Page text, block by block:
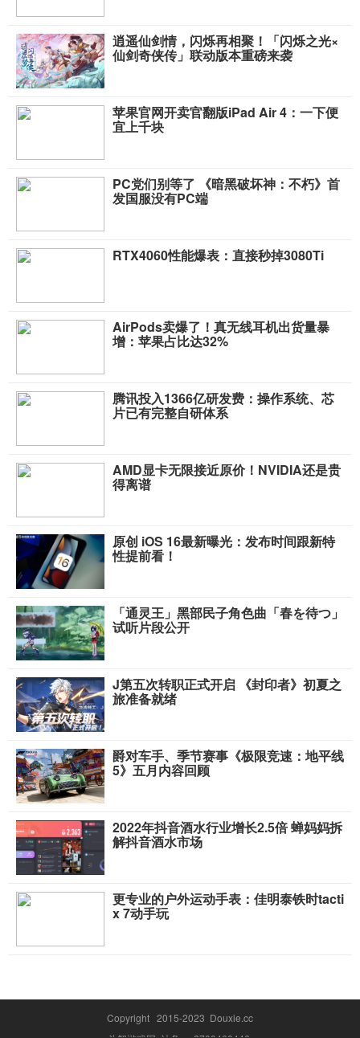
逍遥仙剑情，闪烁再相聚！「闪烁之光×
仙剑奇侠传」联动版本重磅来袭
苹果官网开卖官翻版iPad Air 4：一下便
宜上千块
PC党们别等了 《暗黑破坏神：不朽》首
发国服没有PC端
RTX4060性能爆表：直接秒掉3080Ti
AirPods卖爆了！真无线耳机出货量暴
增：苹果占比达32%
腾讯投入1366亿研发费：操作系统、芯
片已有完整自研体系
AMD显卡无限接近原价！NVIDIA还是贵
得离谱
原创 iOS 16最新曝光：发布时间跟新特
性提前看！
「通灵王」黑部民子角色曲「春を待つ」
试听片段公开
J第五次转职正式开启 《封印者》初夏之
旅准备就绪
爵对车手、季节赛事《极限竞速：地平线
5》五月内容回顾
2022年抖音酒水行业增长2.5倍 蝉妈妈拆
解抖音酒水市场
更专业的户外运动手表：佳明泰铁时tacti
x 7动手玩
Copyright 2015-2023 Douxie.cc